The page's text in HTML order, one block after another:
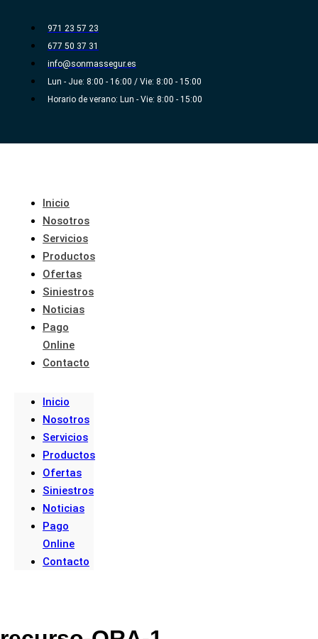
contenido
971 23 57 23
677 50 37 31
info@sonmassegur.es
Lun - Jue: 8:00 - 16:00 / Vie: 8:00 - 15:00
Horario de verano: Lun - Vie: 8:00 - 15:00
Inicio
Nosotros
Servicios
Productos
Ofertas
Siniestros
Noticias
Pago
Online
Contacto
Inicio
Nosotros
Servicios
Productos
Ofertas
Siniestros
Noticias
Pago
Online
Contacto